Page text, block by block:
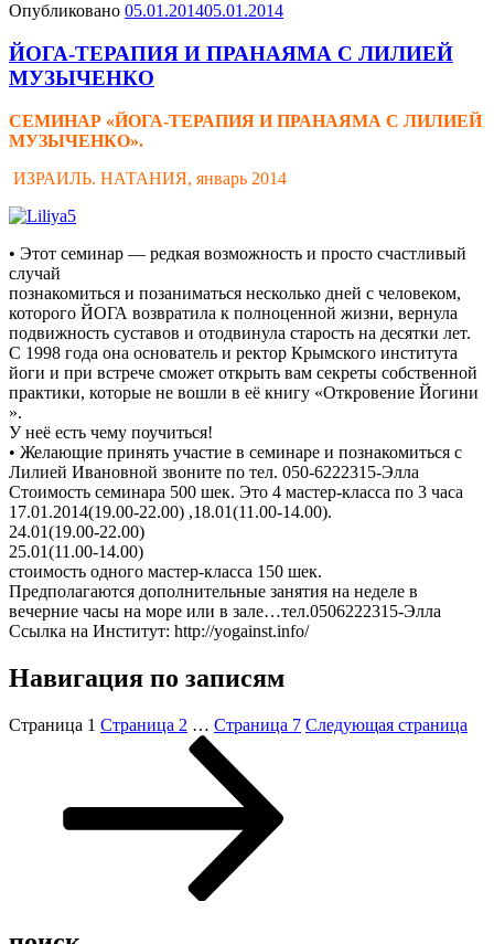
Опубликовано 05.01.201405.01.2014
ЙОГА-ТЕРАПИЯ И ПРАНАЯМА С ЛИЛИЕЙ
МУЗЫЧЕНКО
СЕМИНАР «ЙОГА-ТЕРАПИЯ И ПРАНАЯМА С ЛИЛИЕЙ
МУЗЫЧЕНКО».
ИЗРАИЛЬ. НАТАНИЯ, январь 2014
• Этот семинар — редкая возможность и просто счастливый
случай
познакомиться и позаниматься несколько дней с человеком,
которого ЙОГА возвратила к полноценной жизни, вернула
подвижность суставов и отодвинула старость на десятки лет.
С 1998 года она основатель и ректор Крымского института
йоги и при встрече сможет открыть вам секреты собственной
практики, которые не вошли в её книгу «Откровение Йогини
».
У неё есть чему поучиться!
• Желающие принять участие в семинаре и познакомиться с
Лилией Ивановной звоните по тел. 050-6222315-Элла
Стоимость семинара 500 шек. Это 4 мастер-класса по 3 часа
17.01.2014(19.00-22.00) ,18.01(11.00-14.00).
24.01(19.00-22.00)
25.01(11.00-14.00)
стоимость одного мастер-класса 150 шек.
Предполагаются дополнительные занятия на неделе в
вечерние часы на море или в зале…тел.0506222315-Элла
Ссылка на Институт: http://yogainst.info/
Навигация по записям
Страница 1 Страница 2 … Страница 7 Следующая страница